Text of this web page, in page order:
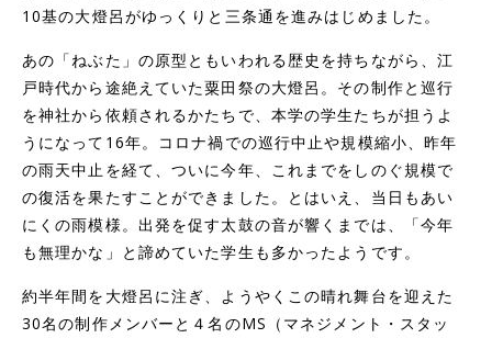
10基の大燈呂がゆっくりと三条通を進みはじめました。
あの「ねぶた」の原型ともいわれる歴史を持ちながら、江
戸時代から途絶えていた粟田祭の大燈呂。その制作と巡行
を神社から依頼されるかたちで、本学の学生たちが担うよ
うになって16年。コロナ禍での巡行中止や規模縮小、昨年
の雨天中止を経て、ついに今年、これまでをしのぐ規模で
の復活を果たすことができました。とはいえ、当日もあい
にくの雨模様。出発を促す太鼓の音が響くまでは、「今年
も無理かな」と諦めていた学生も多かったようです。
約半年間を大燈呂に注ぎ、ようやくこの晴れ舞台を迎えた
30名の制作メンバーと４名のMS（マネジメント・スタッ